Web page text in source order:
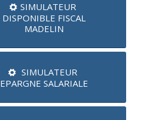
SIMULATEUR
DISPONIBLE FISCAL
MADELIN
SIMULATEUR
EPARGNE SALARIALE